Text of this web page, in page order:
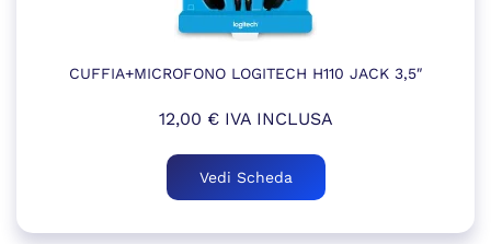
CUFFIA+MICROFONO LOGITECH H110 JACK 3,5″
12,00 €IVA INCLUSA
Vedi Scheda